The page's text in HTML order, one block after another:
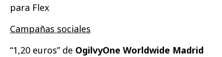
para Flex
Campañas sociales
“1,20 euros” de OgilvyOne Worldwide Madrid